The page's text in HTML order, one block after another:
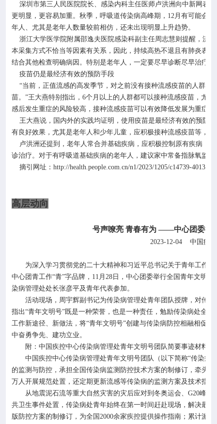
深圳市第三人民医院院长、感染内科主任医师卢洪洲向中新网表
更明显，更容易加重。秋季，呼吸道传染病高峰期， 12月有可能会出
年人、尤其是老年人数量较前相仿，还未出现明显上升趋势。
浙江大学医学院附属邵逸夫医院感染科副主任周志慧则提醒，流
本采集方式不恰当等因素有关系，因此，持续高热不退且有肺炎表
结合其他检查明确病因。特别是老年人，一定要尽早诊断尽早治疗。
疫苗仍是最经济有效的预防手段
“当前，正值流感的高发季节，对之前没有接种流感疫苗的人群
苗。”王大燕特别指出， 6个月以上的人群都可以接种流感疫苗，尤
感后发生重症的风险较高，接种流感疫苗可以有效降低发展为重症
王大燕说，国内外的实践均证明，使用疫苗是最经济有效的预防
有良好效果，尤其是老年人和少年儿童，应积极接种流感疫苗等，
卢洪洲还提到，老年人常合并基础疾病，应积极控制原有疾病，
诊治疗。对于有呼吸道基础疾病的老年人，建议家中常备指脉氧监
摘引网址： http://health.people.com.cn/n1/2023/1205/c14739-
高层动向
号声嘹亮 青春有为 ——中心团委举
2023-12-04 中国疾
为深入学习贯彻党的二十大精神和习近平总书记关于青年工作的
中心团青工作“青”字品牌， 11 月 28日，中心团委举行全国青年文明
染病管理处处长张彦平及青年代表参加。
活动现场，周宇辉副书记为传染病管理处青年团队授牌，对传染
指出“青年文明号”既是一种荣誉，也是一种责任，勉励传染病处全
工作新途径、新做法，将“青年文明号”创建与传染病防控相融相促
中奋勇争先、建功立业。
附：中国疾控中心传染病管理处青年文明号团队简要事迹材料
中国疾控中心传染病管理处青年文明号团队（以下简称“传染病
的监测与防控，承担全国传染病监测防控技术方案的制修订，牵头
万人开展规范处置，还定期更新流感等传染病的监测方案及技术指南
从地震泥石流等重大自然灾害的灾后应对到冬奥运会、 G20峰会
共卫生事件处置，传染病处青年始终在第一时间赶赴现场，解决最
版防控方案的制修订，为全国 2000余家疾控提供操作指南；累计派出